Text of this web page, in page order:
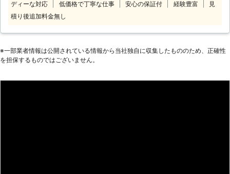
ッフがお客様のお悩みをお聞きしま
ほしい」 「説明書を見ても家具の組
立がうまくいかないから対応してほし
立110番をご利用ください。 大きくて
ディーな対応 低価格で丁寧な仕事 安心の保証付 経験豊富
見
積り後追加料金無し
※⼀部業者情報は公開されている情報から当社独⾃に収集したもののため、正確性
を担保するものではございません。